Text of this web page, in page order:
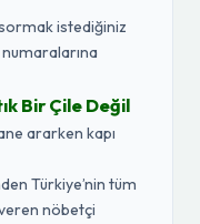
istediğiniz
Bir Çile Değil
ararken kapı
Türkiye’nin tüm
nöbetçi